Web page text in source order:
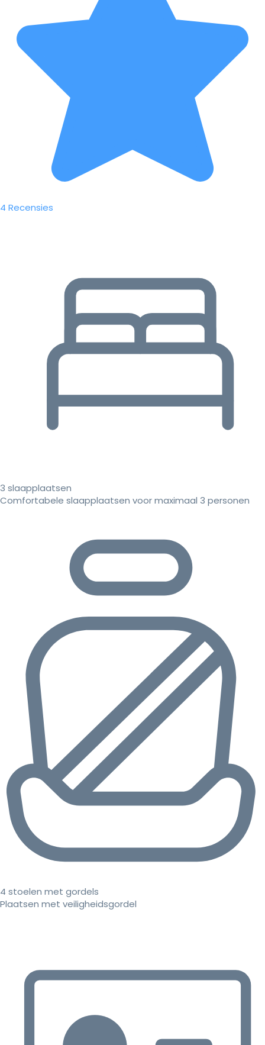
4 Recensies
3 slaapplaatsen
Comfortabele slaapplaatsen voor maximaal 3 personen
4 stoelen met gordels
Plaatsen met veiligheidsgordel